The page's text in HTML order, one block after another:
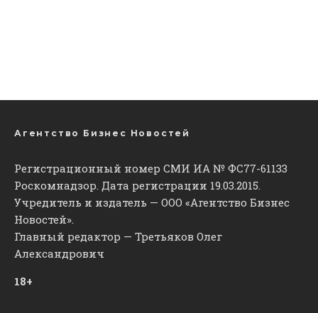
Агентство Бизнес Новостей
Регистрационный номер СМИ ИА № ФС77-61133
Роскомнадзор. Дата регистрации 19.03.2015.
Учредитель и издатель — ООО «Агентство Бизнес
Новостей».
Главный редактор — Третьяков Олег
Александрович
18+